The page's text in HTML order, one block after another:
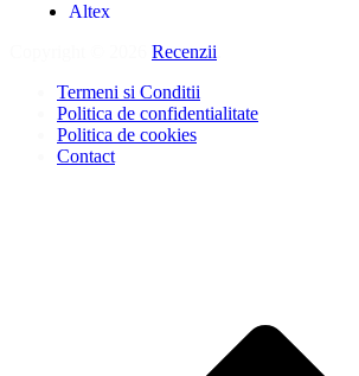
Altex
Recenzii
Termeni si Conditii
Politica de confidentialitate
Politica de cookies
Contact